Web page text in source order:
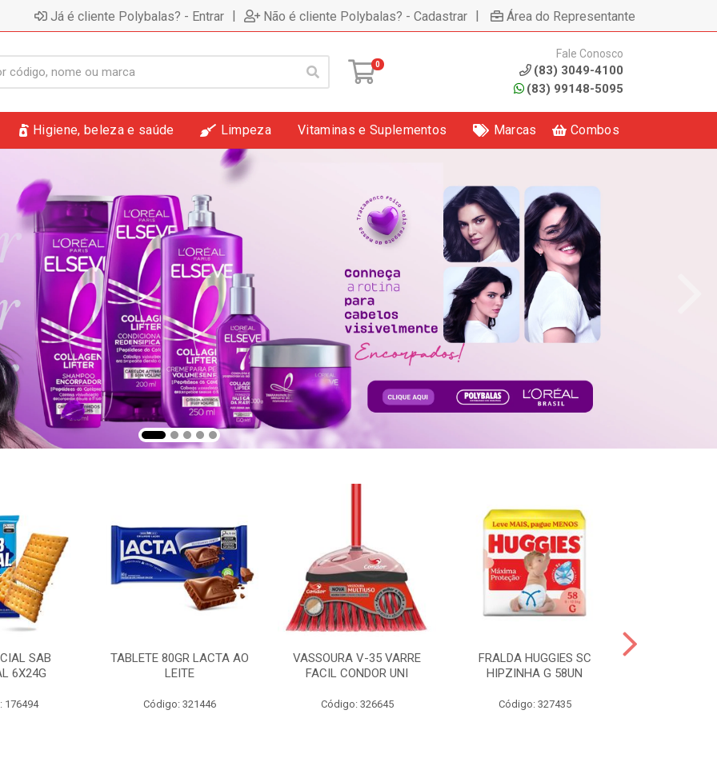
Já é cliente Polybalas? - Entrar | Não é cliente Polybalas? - Cadastrar | Área do Representante
0
Fale Conosco
(83) 3049-4100
(83) 99148-5095
Higiene, beleza e saúde Limpeza Vitaminas e Suplementos Marcas Combos
SAB
6X24G
176494
TABLETE 80GR LACTA AO
LEITE
Código: 321446
VASSOURA V-35 VARRE
FACIL CONDOR UNI
Código: 326645
FRALDA HUGGIES SC
HIPZINHA G 58UN
Código: 327435